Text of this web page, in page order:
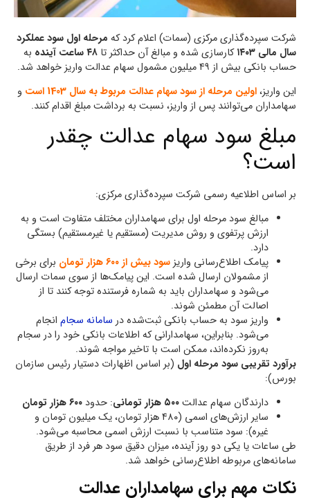
شرکت سپرده‌گذاری مرکزی (سمات) اعلام کرد که مرحله اول سود عملکرد
سال مالی ۱۴۰۳
کارسازی شده و مبالغ آن حداکثر تا ۴۸ ساعت آینده
به
حساب بانکی بیش از ۴۹ میلیون مشمول سهام عدالت واریز خواهد شد.
این واریز،اولین مرحله از سود سهام عدالت مربوط به سال 1403 است
و
سهامداران می‌توانند پس از واریز، نسبت به برداشت مبلغ اقدام کنند.
مبلغ سود سهام عدالت چقدر
است؟
بر اساس اطلاعیه رسمی شرکت سپرده‌گذاری مرکزی:
مبالغ سود مرحله اول برای سهامداران مختلف متفاوت است و به
ارزش پرتفوی و روش مدیریت (مستقیم یا غیرمستقیم) بستگی
دارد.
پیامک اطلاع‌رسانی واریزسود بیش از ۶۰۰ هزار تومان
برای برخی
از مشمولان ارسال شده است. این پیامک‌ها از سوی سمات ارسال
می‌شود و سهامداران باید به شماره فرستنده توجه کنند تا از
اصالت آن مطمئن شوند.
واریز سود به حساب بانکی ثبت‌شده در سامانه سجام انجام
می‌شود. بنابراین، سهامدارانی که اطلاعات بانکی خود را در سجام
به‌روز نکرده‌اند، ممکن است با تاخیر مواجه شوند.
برآورد تقریبی سود مرحله اول (بر اساس اظهارات دستیار رئیس سازمان
بورس):
دارندگان سهام عدالت۵۰۰ هزار تومانی : حدود ۶۰۰ هزار تومان
سایر ارزش‌های اسمی (۴۸۰ هزار تومان، یک میلیون تومان و
غیره): سود متناسب با نسبت ارزش اسمی محاسبه می‌شود.
طی ساعات یا یکی دو روز آینده، میزان دقیق سود هر فرد از طریق
سامانه‌های مربوطه اطلاع‌رسانی خواهد شد.
نکات مهم برای سهامداران عدالت